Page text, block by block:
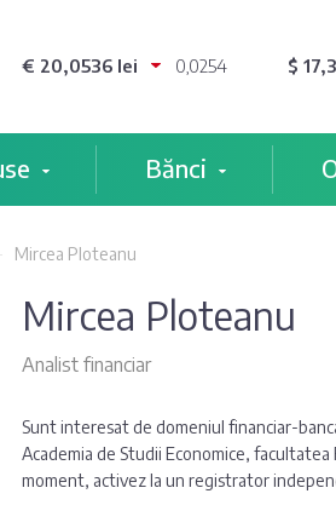
€ 20,0536 lei 0,0254 $
Bănci
Mircea Ploteanu
Mircea Ploteanu
Analist financiar
Sunt interesat de domeniul financiar-
Academia de Studii Economice,
moment, activez la un registrator